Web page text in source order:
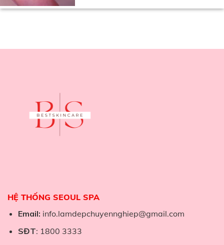
HỆ THỐNG SEOUL SPA
Email: info.lamdepchuyennghiep@gmail.com
SĐT: 1800 3333